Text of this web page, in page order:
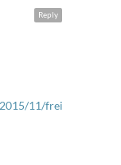
Reply
11/freitagsfuller-